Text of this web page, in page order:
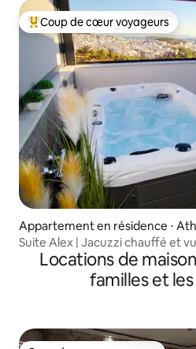
Coups de cœur voyageurs les
Coup de cœur voyageurs
Appartement en résidence ⋅
Suite Alex | Jacuzzi chauffé et
Locations de
familles et